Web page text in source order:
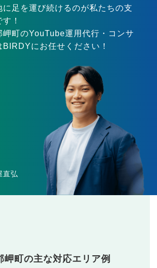
に足を運び続けるのが私たちの支
！
岬町のYouTube運用代行・コンサ
BIRDYにお任せください！
直弘
岬町の主な対応エリア例